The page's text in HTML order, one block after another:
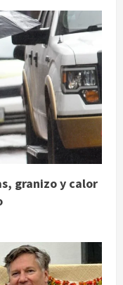
granizo y calor